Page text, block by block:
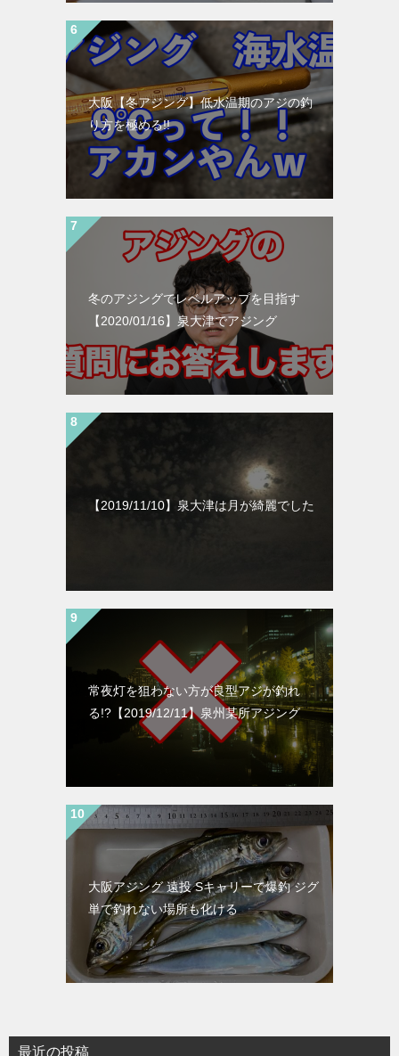
大阪【冬アジング】低水温期のアジの釣
り方を極める!!
冬のアジングでレベルアップを目指す
【2020/01/16】泉大津でアジング
【2019/11/10】泉大津は月が綺麗でした
常夜灯を狙わない方が良型アジが釣れ
る!?【2019/12/11】泉州某所アジング
大阪アジング 遠投 Sキャリーで爆釣 ジグ
単で釣れない場所も化ける
最近の投稿